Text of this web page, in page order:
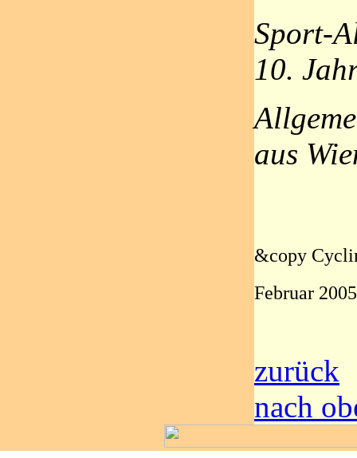
Sport-
10.
aus
&copy
Februar 2005
zurück
nach